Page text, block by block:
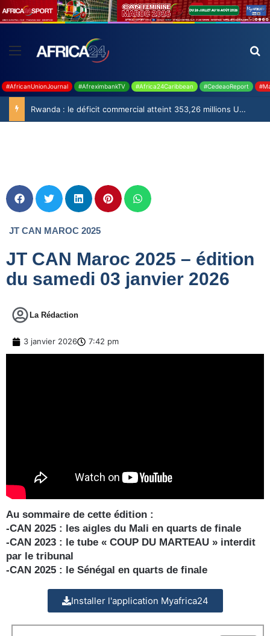
#AfricanUnionJournal #AfreximbankTV #Africa24Caribbean #CedeaoReport
Rwanda : le déficit commercial atteint 353,26 millions USD en juin 2026
JT CAN MAROC 2025
JT CAN Maroc 2025 – édition
du samedi 03 janvier 2026
La Rédaction
3 janvier 2026 7:42 pm
Au sommaire de cette édition :
-CAN 2025 : les aigles du Mali en quarts de finale
-CAN 2023 : le tube « COUP DU MARTEAU » interdit
par le tribunal
-CAN 2025 : le Sénégal en quarts de finale
Installer l'application Myafrica24